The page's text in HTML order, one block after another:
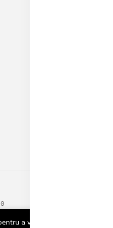
a va oferi